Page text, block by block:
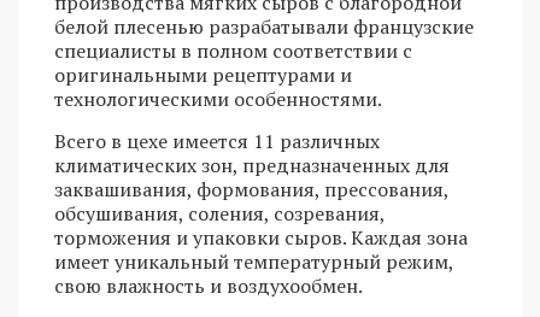
белой плесенью разрабатывали французские
специалисты в полном соответствии с
оригинальными рецептурами и
технологическими особенностями.
Всего в цехе имеется 11 различных
климатических зон, предназначенных для
заквашивания, формования, прессования,
обсушивания, соления, созревания,
торможения и упаковки сыров. Каждая зона
имеет уникальный температурный режим,
свою влажность и воздухообмен.